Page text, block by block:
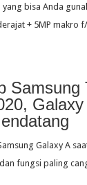
bisa Anda
+ 5MP makro
Samsung
Galaxy A
fungsi paling